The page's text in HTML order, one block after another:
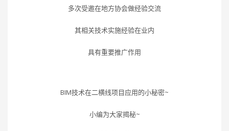
多次受邀在地方协会做经验交流
其相关技术实施经验在业内
具有重要推广作用
BIM技术在二横线项目应用的小秘密~
小编为大家揭秘~